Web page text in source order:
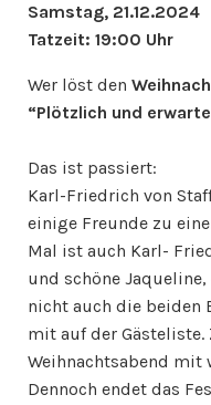
Samstag, 21.12.2024
Tatzeit: 19:00 Uhr
Wer löst den
“Plötzlich und
Das ist passiert:
Karl-Friedrich von
einige Freunde zu
Mal ist auch Karl-
und schöne
nicht auch die beiden
mit auf der Gästeliste.
Weihnachtsabend
Dennoch endet das